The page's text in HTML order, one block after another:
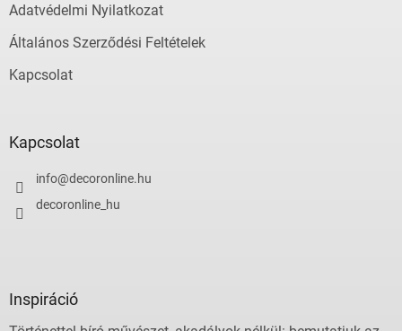
Adatvédelmi Nyilatkozat
Általános Szerződési Feltételek
Kapcsolat
Kapcsolat
info@decoronline.hu
decoronline_hu
Inspiráció